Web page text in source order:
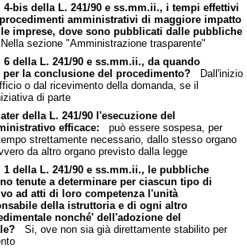
4-bis della L. 241/90 e ss.mm.ii., i tempi effettivi
amministrativi di maggiore impatto
imprese, dove sono pubblicati dalle pubbliche
sezione "Amministrazione trasparente"
della L. 241/90 e ss.mm.ii., da quando
la conclusione del procedimento?Dall'inizio
o dal ricevimento della domanda, se il
di parte
della L. 241/90 l'esecuzione del
efficace: può essere sospesa, per
strettamente necessario, dallo stesso organo
da altro organo previsto dalla legge
1 della L. 241/90 e ss.mm.ii., le pubbliche
tenute a determinare per ciascun tipo di
ad atti di loro competenza l'unità
della istruttoria e di ogni altro
nonché' dell'adozione del
Si, ove non sia già direttamente stabilito per